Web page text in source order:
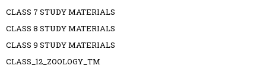
CLASS 7 STUDY MATERIALS
CLASS 8 STUDY MATERIALS
CLASS 9 STUDY MATERIALS
CLASS_12_ZOOLOGY_TM